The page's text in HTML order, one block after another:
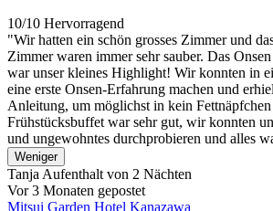
10/10 Hervorragend
"Wir hatten ein schön grosses Zimmer und
Zimmer waren immer sehr sauber. Das
war unser kleines Highlight! Wir konnten in
eine erste Onsen-Erfahrung machen und
Anleitung, um möglichst in kein
Frühstücksbuffet war sehr gut, wir konnten
und ungewohntes durchprobieren und alles
Weniger
Tanja Aufenthalt von 2 Nächten
Vor 3 Monaten gepostet
Mitsui Garden Hotel Kanazawa